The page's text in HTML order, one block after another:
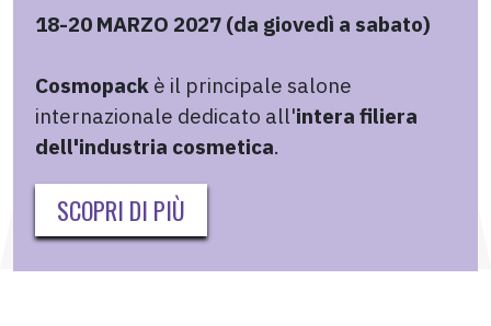
18-20 MARZO 2027 (da giovedì a sabato)
Cosmopack è il principale salone
internazionale dedicato all'intera filiera
dell'industria cosmetica.
SCOPRI DI PIÙ